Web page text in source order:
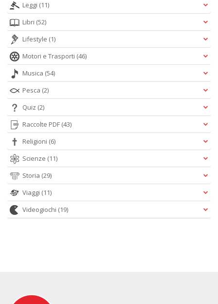
Leggi (11)
Libri (52)
Lifestyle (1)
Motori e Trasporti (46)
Musica (54)
Pesca (2)
Quiz (2)
Raccolte PDF (43)
Religioni (6)
Scienze (11)
Storia (29)
Viaggi (11)
Videogiochi (19)